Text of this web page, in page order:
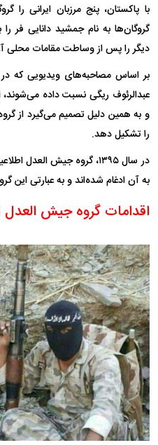
با پاکستان، پنج مرزبان ایرانی
گروگان‌ها به نام جمشید دانایی فر
دیگر را پس از وساطت مقامات محلی
بر اساس مصاحبه‌های ویدیویی که
عبدالرئوف ریگی نسبت داده می‌شوند،
و به همین دلیل تصمیم می‌گیرد از
را تشکیل دهد.
در سال ۱۳۹۵، گروه جیش
به آن ادغام شده‌اند و به عبارتی این
اقدامات گروه جیش